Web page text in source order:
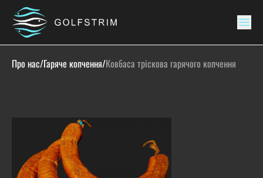
Про нас/Гаряче копчення/Ковбаса тріскова гарячого копчення